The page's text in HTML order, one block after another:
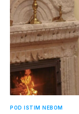
POD ISTIM NEBOM